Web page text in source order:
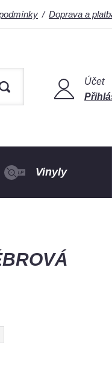
Doprava a
Účet
Vinyly